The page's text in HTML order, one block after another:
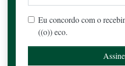
Eu concordo com o
((o)) eco.